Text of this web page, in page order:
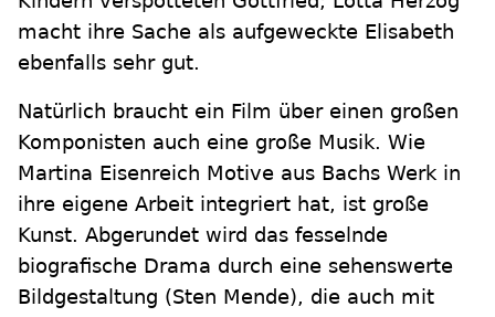
macht ihre Sache als aufgeweckte Elisabeth
ebenfalls sehr gut.
Natürlich braucht ein Film über einen großen
Komponisten auch eine große Musik. Wie
Martina Eisenreich Motive aus Bachs Werk in
ihre eigene Arbeit integriert hat, ist große
Kunst. Abgerundet wird das fesselnde
biografische Drama durch eine sehenswerte
Bildgestaltung (Sten Mende), die auch mit